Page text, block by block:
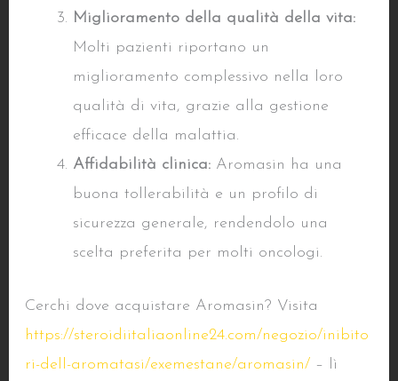
Miglioramento della qualità della vita:
Molti pazienti riportano un
miglioramento complessivo nella loro
qualità di vita, grazie alla gestione
efficace della malattia.
Affidabilità clinica:Aromasin ha una
buona tollerabilità e un profilo di
sicurezza generale, rendendolo una
scelta preferita per molti oncologi.
Cerchi dove acquistare Aromasin? Visita
https://steroidiitaliaonline24.com/negozio/inibito
ri-dell-aromatasi/exemestane/aromasin/– lì